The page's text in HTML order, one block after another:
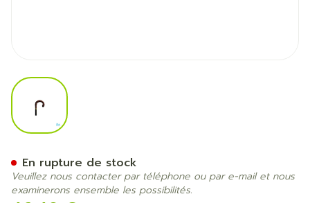
View larger image
En rupture de stock
Veuillez nous contacter par téléphone ou par e-mail et nous
examinerons ensemble les possibilités.